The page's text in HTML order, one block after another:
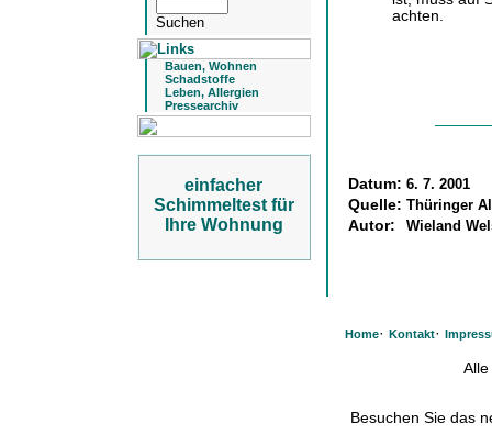
Bauen, Wohnen
Schadstoffe
Leben, Allergien
Pressearchiv
einfacher
Schimmeltest für
Ihre Wohnung
achten.
Datum: 6. 7. 2001
Quelle: Thüringer
Autor:
Wieland
Home· Kontakt·
Besuchen Sie das